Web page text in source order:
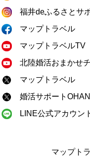
福井deふるさとサ
マップトラベル
マップトラベルTV
北陸婚活おまかせ
マップトラベル
婚活サポート
LINE公式アカウン
マップト